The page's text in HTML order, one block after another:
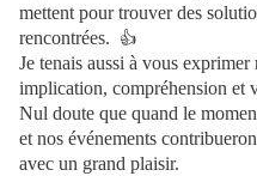
mettent pour trouver des
rencontrées. 👍
Je tenais aussi à vous
implication, compréhension et
Nul doute que quand le
et nos événements
avec un grand plaisir.